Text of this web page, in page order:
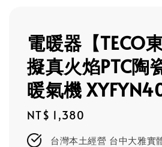
電暖器【TECO
擬真火焰PTC陶
暖氣機
Regular
price
NT$ 1,380
台灣本土經營 台中大雅實